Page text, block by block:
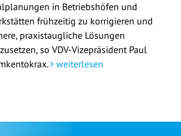
in Betriebshöfen und
frühzeitig zu korrigieren und
praxistaugliche Lösungen
so VDV-Vizepräsident Paul
weiterlesen